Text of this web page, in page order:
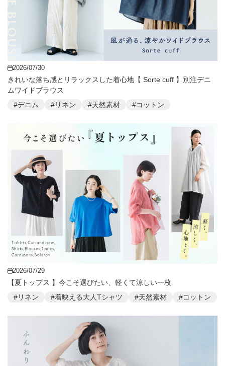
2026/07/30
きれいな落ち感とリラックスした着心地【 Sorte cuff 】別注デニ
ムワイドブラウス
#デニム
#リネン #天然素材 #コットン
2026/07/29
【夏トップス 】今こそ選びたい、軽くて涼しい一枚
#リネン
#着映える大人Tシャツ #天然素材 #コットン